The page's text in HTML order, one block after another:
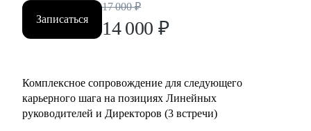
• Определить вектор направления карьеры;
• Многое другое;
• Директорам по направлениям: общее и операционное
управление, продажи, развитие бизнеса;
• Собственникам/акционерам компаний;
Записаться
17 000 ₽
14 000 ₽
Комплексное сопровождение для следующего
карьерного шага на позициях Линейных
руководителей и Директоров (3 встречи)